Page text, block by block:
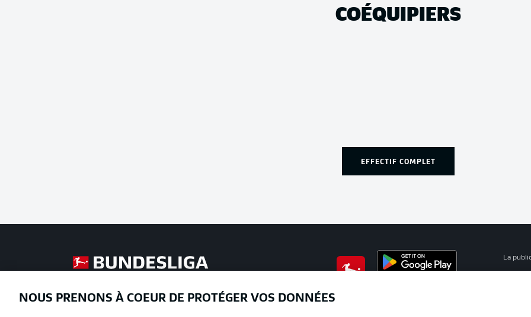
COÉQUIPIERS
EFFECTIF COMPLET
La
NOUS PRENONS À COEUR DE PROTÉGER VOS DONNÉES